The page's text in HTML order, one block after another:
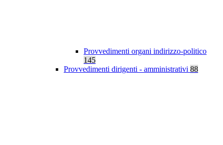
Provvedimenti organi indirizzo-politico
145
Provvedimenti dirigenti - amministrativi 88